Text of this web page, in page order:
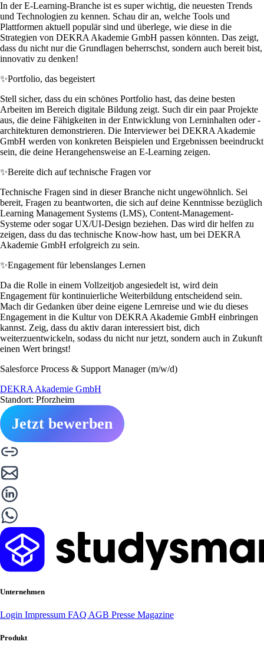
In der E-Learning-Branche ist es super wichtig, die neuesten Trends
und Technologien zu kennen. Schau dir an, welche Tools und
Plattformen aktuell populär sind und überlege, wie diese in die
Strategien von DEKRA Akademie GmbH passen könnten. Das zeigt,
dass du nicht nur die Grundlagen beherrschst, sondern auch bereit bist,
innovativ zu denken!
✨Portfolio, das begeistert
Stell sicher, dass du ein schönes Portfolio hast, das deine besten
Arbeiten im Bereich digitale Bildung zeigt. Such dir ein paar Projekte
aus, die deine Fähigkeiten in der Entwicklung von Lerninhalten oder -
architekturen demonstrieren. Die Interviewer bei DEKRA Akademie
GmbH werden von konkreten Beispielen und Ergebnissen beeindruckt
sein, die deine Herangehensweise an E-Learning zeigen.
✨Bereite dich auf technische Fragen vor
Technische Fragen sind in dieser Branche nicht ungewöhnlich. Sei
bereit, Fragen zu beantworten, die sich auf deine Kenntnisse bezüglich
Learning Management Systems (LMS), Content-Management-
Systeme oder sogar UX/UI-Design beziehen. Das wird dir helfen zu
zeigen, dass du das technische Know-how hast, um bei DEKRA
Akademie GmbH erfolgreich zu sein.
✨Engagement für lebenslanges Lernen
Da die Rolle in einem Vollzeitjob angesiedelt ist, wird dein
Engagement für kontinuierliche Weiterbildung entscheidend sein.
Mach dir Gedanken über deine eigene Lernreise und wie du dieses
Engagement in die Kultur von DEKRA Akademie GmbH einbringen
kannst. Zeig, dass du aktiv daran interessiert bist, dich
weiterzuentwickeln, sodass du nicht nur jetzt, sondern auch in Zukunft
einen Wert bringst!
Salesforce Process & Support Manager (m/w/d)
DEKRA Akademie GmbH
Standort: Pforzheim
Jetzt bewerben
Unternehmen
Login Impressum FAQ AGB Presse Magazine
Produkt